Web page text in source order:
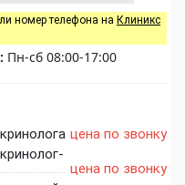
номер телефона на Клиникс
Пн-сб 08:00-17:00
цена по звонку
цена по звонку